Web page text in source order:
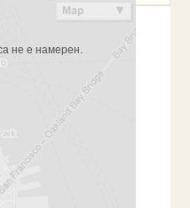
не е намерен.